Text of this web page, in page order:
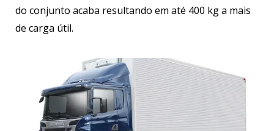
do conjunto acaba resultando em até 400 kg a mais
de carga útil.